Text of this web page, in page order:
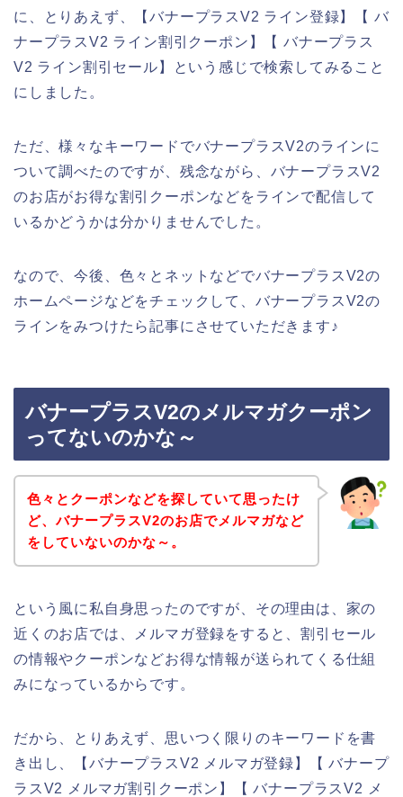
に、とりあえず、【バナープラスV2 ライン登録】【 バ
ナープラスV2 ライン割引クーポン】【 バナープラス
V2 ライン割引セール】という感じで検索してみること
にしました。
ただ、様々なキーワードでバナープラスV2のラインに
ついて調べたのですが、残念ながら、バナープラスV2
のお店がお得な割引クーポンなどをラインで配信して
いるかどうかは分かりませんでした。
なので、今後、色々とネットなどでバナープラスV2の
ホームページなどをチェックして、バナープラスV2の
ラインをみつけたら記事にさせていただきます♪
バナープラスV2のメルマガクーポン
ってないのかな～
色々とクーポンなどを探していて思ったけ
ど、バナープラスV2のお店でメルマガなど
をしていないのかな～。
という風に私自身思ったのですが、その理由は、家の
近くのお店では、メルマガ登録をすると、割引セール
の情報やクーポンなどお得な情報が送られてくる仕組
みになっているからです。
だから、とりあえず、思いつく限りのキーワードを書
き出し、【バナープラスV2 メルマガ登録】【 バナープ
ラスV2 メルマガ割引クーポン】【 バナープラスV2 メ